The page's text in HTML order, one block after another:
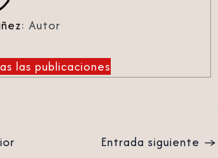
: Autor
las publicaciones
Entrada siguiente →